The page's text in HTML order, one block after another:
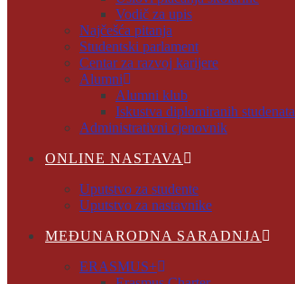
Vodič za upis
Najčešća pitanja
Studentski parlament
Centar za razvoj karijere
Alumni
Alumni klub
Iskustva diplomiranih studenata
Administrativni cjenovnik
ONLINE NASTAVA
Uputstvo za studente
Uputstvo za nastavnike
MEĐUNARODNA SARADNJA
ERASMUS+